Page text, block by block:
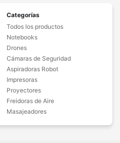
Categorías
Todos los productos
Notebooks
Drones
Cámaras de Seguridad
Aspiradoras Robot
Impresoras
Proyectores
Freidoras de Aire
Masajeadores